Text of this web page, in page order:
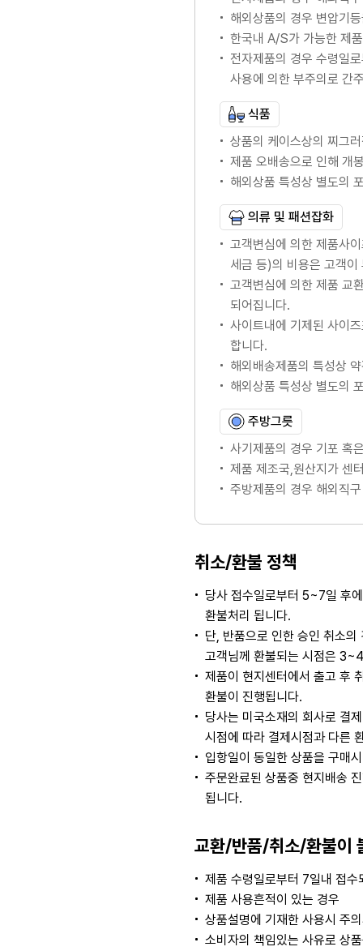
해외상품의 경우 변압기
한국내 A/S가 가능한 제
전자제품의 경우 수령일
사용에 의한 부주의로 간
식품
상품의 케이스상의 찌그
제품 오배송으로 인해 개
해외상품 특성상 별도의
의류 및 패션잡화
고객변심에 의한 제품사
세금 등)의 비용은 고객이
고객변심에 의한 제품 교
되어집니다.
사이트내에 기제된 사이
합니다.
해외배송제품의 특성상
해외상품 특성상 별도의
주방그릇
사기제품의 경우 기포 혹
제품 제조국,원산지가 센
주방제품의 경우 해외직
취소/환불 정책
당사 접수일로부터 5~7일 후
환불처리 됩니다.
단, 반품으로 인한 승인 취소
고객님께 환불되는 시점은
제품이 현지센터에서 출고 후
환불이 진행됩니다.
당사는 미국소재의 회사로 결
시점에 따라 결제시점과 다른
입항일이 동일한 상품을 구매
주문완료된 상품중 현지배송
됩니다.
교환/반품/취소/환불이
제품 수령일로부터 7일내 접
제품 사용흔적이 있는 경우
상품설명에 기재한 사용시 주
소비자의 책임있는 사유로 상